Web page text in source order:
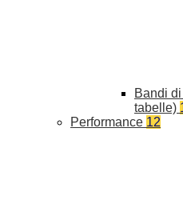
Bandi
tabelle)
Performance 12